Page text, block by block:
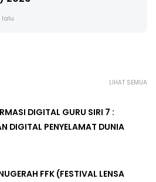
#141 #...
LIHAT SEMUA
DIGITAL GURU SIRI 7 :
DIGITAL PENYELAMAT DUNIA
FFK (FESTIVAL LENSA